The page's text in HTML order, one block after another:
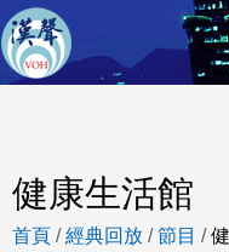
健康生活館
首頁 /經典回放 /節目 /